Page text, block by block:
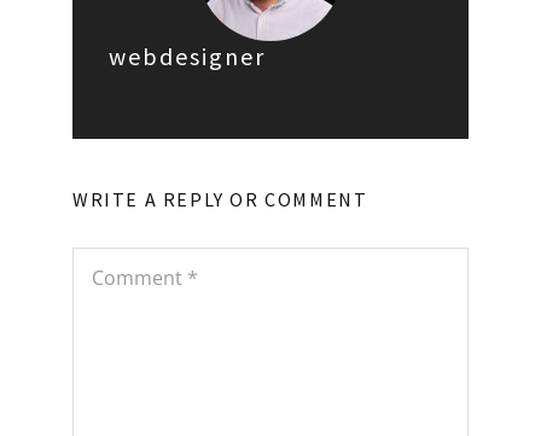
webdesigner
WRITE A REPLY OR COMMENT